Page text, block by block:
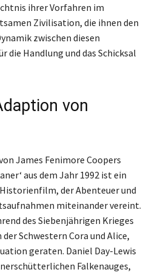
ihrer Vorfahren im
Zivilisation, die ihnen den
zwischen diesen
Handlung und das Schicksal
von
James Fenimore Coopers
aus dem Jahr 1992 ist ein
der Abenteuer und
miteinander vereint.
des Siebenjährigen Krieges
Schwestern Cora und Alice,
geraten. Daniel Day-Lewis
Falkenauges,